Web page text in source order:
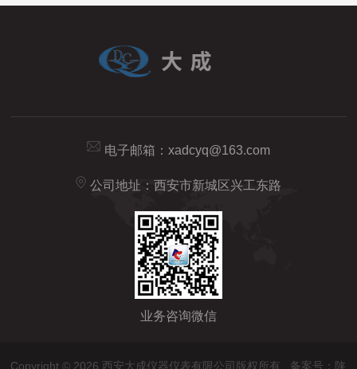
电子邮箱： xadcyq@163.com
公司地址：西安市新城区兴工东路
业务咨询微信
Copyright © 2026 西安大成仪器仪表有限公司版权所有 备案号：陕